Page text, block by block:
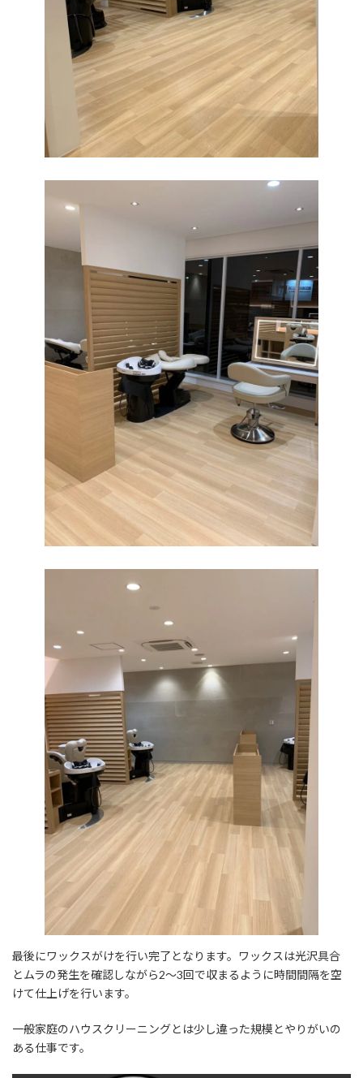
最後にワックスがけを行い完了となります。ワックスは光沢具合
とムラの発生を確認しながら2～3回で収まるように時間間隔を空
けて仕上げを行います。
一般家庭のハウスクリーニングとは少し違った規模とやりがいの
ある仕事です。